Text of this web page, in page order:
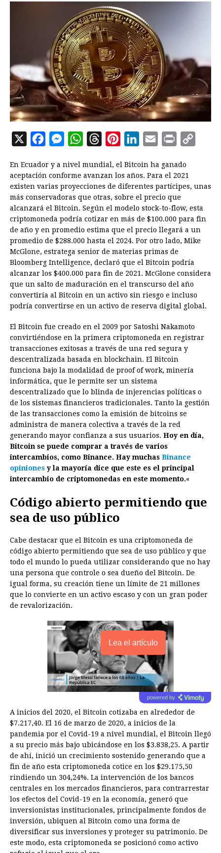
X
c
e
b
o
o
k
M
s
s
e
n
g
e
r
W
a
t
s
A
p
p
r
e
a
d
s
n
t
e
r
e
s
n
k
e
d
I
n
a
i
l
i
n
t
y
i
n
k
En Ecuador y a nivel mundial, el Bitcoin ha ganado
aceptación conforme avanzan los años. Para el 2021
existen varias proyecciones de diferentes partícipes, unas
más conservadoras que otras, sobre el precio que
alcanzará el Bitcoin. Según el modelo stock-to-flow, esta
criptomoneda podría cotizar en más de $100.000 para fin
de año y en promedio estima que el precio llegará a un
promedio de $288.000 hasta el 2024. Por otro lado, Mike
McGlone, estratega senior de materias primas de
Bloomberg Intelligence, declaró que el Bitcoin podría
alcanzar los $400.000 para fin de 2021. McGlone considera
que un salto de maduración en el transcurso del año
convertiría al Bitcoin en un activo sin riesgo e incluso
podría convertirse en un activo de reserva digital global.
El Bitcoin fue creado en el 2009 por Satoshi Nakamoto
convirtiéndose en la primera criptomoneda en registrar
transacciones exitosas a través de una red segura y
descentralizada basada en blockchain. El Bitcoin
funciona bajo la modalidad de proof of work, minería
informática, que le permite ser un sistema
descentralizado que lo blinda de injerencias políticas o
de los sistemas financieros tradicionales. Tanto la gestión
de las transacciones como la emisión de bitcoins se
administra de manera colectiva a través de la red
generando mayor confianza a sus usuarios. Hoy en día,
Bitcoin se puede comprar a través de varios
intercambios, como Binance. Hay muchas Binance
opiniones y la mayoría dice que este es el principal
intercambio de criptomonedas en este momento.«
Código abierto permitiendo que
sea de uso público
Cabe destacar que el Bitcoin es una criptomoneda de
código abierto permitiendo que sea de uso público y que
todo el mundo lo pueda utilizar considerando que no hay
una persona que controle o sea dueño del Bitcoin. De
igual forma, su creación tiene un límite de 21 millones
que lo convierte en un activo escaso y con un gran poder
de revalorización.
Lea el artículo
powered by
A inicios del 2020, el Bitcoin cotizaba en alrededor de
$7.217,40. El 16 de marzo de 2020, a inicios de la
pandemia por el Covid-19 a nivel mundial, el Bitcoin llegó
a su precio más bajo ubicándose en los $3.838,25. A partir
de ahí, inició un crecimiento sostenido generando que a
fin de año esta criptomoneda cotice en los $29.175,50
rindiendo un 304,24%. La intervención de los bancos
centrales en los mercados financieros, para contrarrestar
los efectos del Covid-19 en la economía, generó que
inversionistas institucionales, principalmente fondos de
inversión, ubiquen al Bitcoin como una forma de
diversificar sus inversiones y proteger su patrimonio. De
este modo, esta criptomoneda se posicionó como activo